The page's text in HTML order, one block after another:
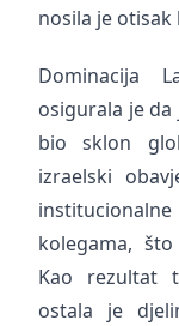
nosila je
Dominacija
osigurala je
bio sklon
izraelski
kolegama,
Kao rezultat
ostala je